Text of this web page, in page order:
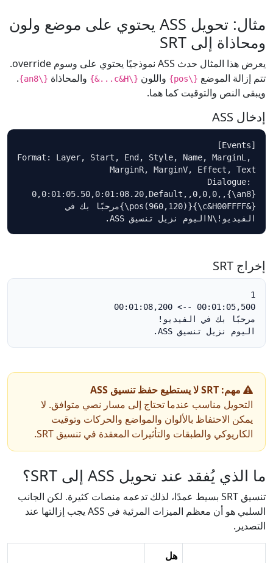
مثال: تحويل ASS يحتوي على موضع ولون
ومحاذاة إلى SRT
يعرض هذا المثال حدث ASS نموذجيًا يحتوي على وسوم override.
تتم إزالة الموضع {\pos} واللون {\c&H...&} والمحاذاة {\an8}
.
ويبقى النص والتوقيت كما هما.
إدخال ASS
Format: Layer, Start, End, Style, Name, MarginL,
Dialogue:
0,0:01:05.50,0:01:08.20,Default,,0,0,0,,{\an8}
{\pos(960,120)}{\c&H00FFFF&}مرحبًا بك في
الفيديو!\Nاليوم نزيل تنسيق ASS.
إخراج SRT
اليوم نزيل تنسيق ASS.
مهم: SRT لا يستطيع حفظ تنسيق ASS
التحويل مناسب عندما تحتاج إلى مسار نصي متوافق. لا
يمكن الاحتفاظ بالألوان والمواضع والحركات وتوقيت
الكاريوكي والطبقات والتأثيرات المعقدة في تنسيق SRT.
ما الذي يُفقد عند تحويل ASS إلى SRT؟
تنسيق SRT بسيط عمدًا، لذلك تدعمه منصات كثيرة. لكن الجانب
السلبي هو أن معظم الميزات المرئية في ASS يجب إزالتها عند
التصدير.
هل